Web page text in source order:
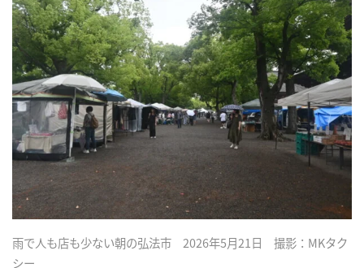
雨で人も店も少ない朝の弘法市 2026年5月21日 撮影：MKタク
シー